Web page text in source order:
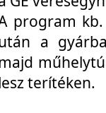
program
a
terítéken.